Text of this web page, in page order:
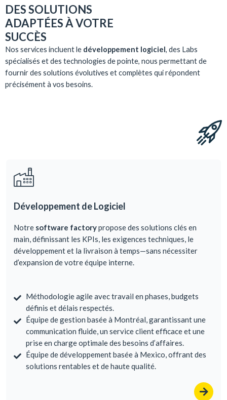
DES SOLUTIONS
ADAPTÉES À VOTRE
SUCCÈS
Nos services incluent le développement logiciel, des Labs
spécialisés et des technologies de pointe, nous permettant de
fournir des solutions évolutives et complètes qui répondent
précisément à vos besoins.
Développement de Logiciel
Notre software factorypropose des solutions clés en
main, définissant les KPIs, les exigences techniques, le
développement et la livraison à temps—sans nécessiter
d’expansion de votre équipe interne.
Méthodologie agile avec travail en phases, budgets
définis et délais respectés.
Équipe de gestion basée à Montréal, garantissant une
communication fluide, un service client efficace et une
prise en charge optimale des besoins d’affaires.
Équipe de développement basée à Mexico, offrant des
solutions rentables et de haute qualité.